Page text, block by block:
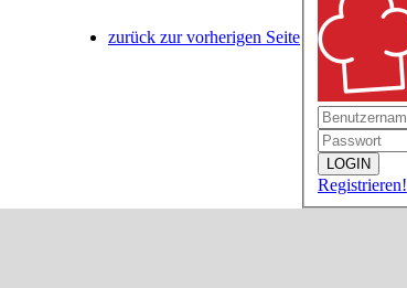
LOGIN
Registrieren!
zurück zur vorherigen Seite